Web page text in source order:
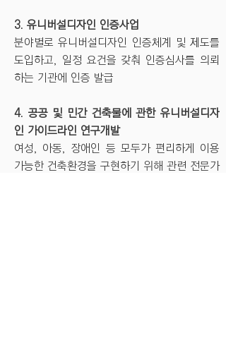
3. 유니버설디자인 인증사업
분야별로 유니버설디자인 인증체계 및 제도를
도입하고, 일정 요건을 갖춰 인증심사를 의뢰
하는 기관에 인증 발급
4. 공공 및 민간 건축물에 관한 유니버설디자
인 가이드라인 연구개발
여성, 아동, 장애인 등 모두가 편리하게 이용
가능한 건축환경을 구현하기 위해 관련 전문가